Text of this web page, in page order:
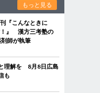
もっと見る
『こんなときに
』 漢方三考塾の
師が執筆
理解を 8月8日広島
も